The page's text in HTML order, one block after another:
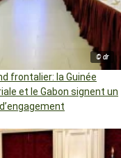
© dr
frontalier: la Guinée
et le Gabon signent un